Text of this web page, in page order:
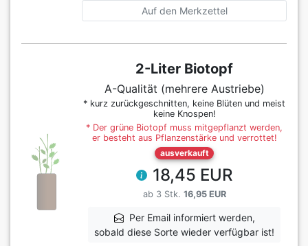
Auf den Merkzettel
2-Liter Biotopf
A-Qualität (mehrere Austriebe)
* kurz zurückgeschnitten, keine Blüten und meist
keine Knospen!
* Der grüne Biotopf muss mitgepflanzt werden,
er besteht aus Pflanzenstärke und verrottet!
ausverkauft
18,45 EUR
ab 3 Stk. 16,95 EUR
Per Email informiert werden,
sobald diese Sorte wieder verfügbar ist!